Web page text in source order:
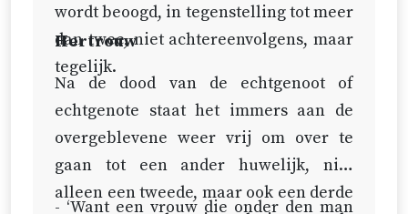
wordt beoogd, in tegenstelling tot meer
dan twee, niet achtereenvolgens, maar
tegelijk.
Hertrouw
Na de dood van de echtgenoot of
echtgenote staat het immers aan de
overgeblevene weer vrij om over te
gaan tot een ander huwelijk, niet
alleen een tweede, maar ook een derde
- ‘Want een vrouw die onder den man